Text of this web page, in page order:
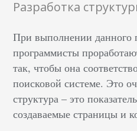
Разработка
При выполнении данного
программисты
так, чтобы она
поисковой системе. Это
структура – это
создаваемые страницы и